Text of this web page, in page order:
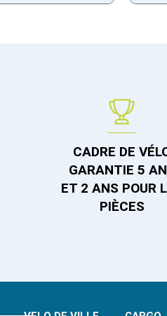
CADRE DE
GARANTIE 5
ET 2 ANS POUR
PIÈCES